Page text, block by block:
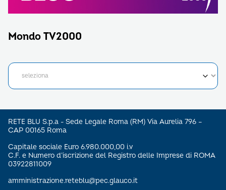
Mondo TV2000
RETE BLU S.p.a - Sede Legale Roma (RM) Via Aurelia 796 –
CAP 00165 Roma
Capitale sociale Euro 6.980.000,00 i.v
C.F. e Numero d’iscrizione del Registro delle Imprese di ROMA
03922811009
amministrazione.reteblu@pec.glauco.it